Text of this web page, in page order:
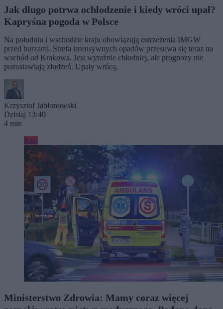
Jak długo potrwa ochłodzenie i kiedy wróci upał?
Kapryśna pogoda w Polsce
Na południu i wschodzie kraju obowiązują ostrzeżenia IMGW
przed burzami. Strefa intensywnych opadów przesuwa się teraz na
wschód od Krakowa. Jest wyraźnie chłodniej, ale prognozy nie
pozostawiają złudzeń. Upały wrócą.
Krzysztof Jabłonowski
Dzisiaj 13:40
4 min
Kraj
Ministerstwo Zdrowia: Mamy coraz więcej